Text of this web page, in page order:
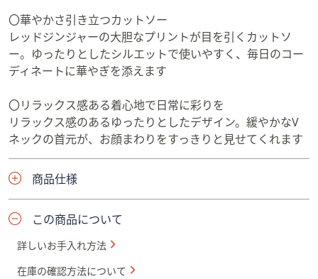
〇華やかさ引き立つカットソー
レッドジンジャーの大胆なプリントが目を引くカットソ
ー。ゆったりとしたシルエットで使いやすく、毎日のコー
ディネートに華やぎを添えます
〇リラックス感ある着心地で日常に彩りを
リラックス感のあるゆったりとしたデザイン。緩やかなV
ネックの首元が、お顔まわりをすっきりと見せてくれます
商品仕様
この商品について
詳しいお手入れ方法
在庫の確認方法について